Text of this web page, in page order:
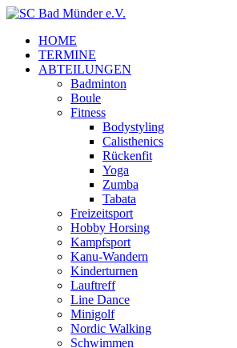
HOME
TERMINE
ABTEILUNGEN
Badminton
Boule
Fitness
Bodystyling
Calisthenics
Rückenfit
Yoga
Zumba
Tabata
Freizeitsport
Hobby Horsing
Kampfsport
Kanu-Wandern
Kinderturnen
Lauftreff
Line Dance
Minigolf
Nordic Walking
Schwimmen